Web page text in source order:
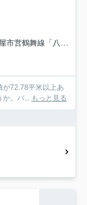
鶴舞線「八事」駅 徒歩9分
が72.78平米以上あ
か。バ... もっと見る